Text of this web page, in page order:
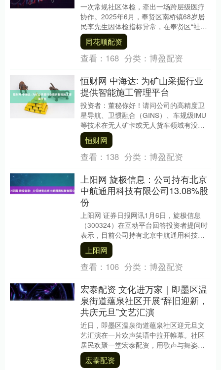
一次常规社区体检，牵出一场跨层级医疗
协作。2025年6月，奉贤区南桥镇68岁居
民李先生因体检指标异常，在奉贤区“社区
—区级”医疗联动体系中，快速完成前列腺
癌早筛....
同花顺配资
查看： 168 分类： 博盈配资
恒财网 中海达: 为矿山采掘行业
提供智能施工管理平台
投资者：董秘你好！请问公司的高精度卫
星导航、卫惯融合（GINS）、车规级IMU
等技术在无人矿卡或无人货车领域有没有
应用？如有恒财网，烦请介绍下，谢谢！
中海达董....
恒财网
查看： 138 分类： 博盈配资
上阳网 旋极信息：公司持有北京
中航通用科技有限公司13.08%股
份
上阳网 证券日报网讯1月6日，旋极信息
（300324）在互动平台回答投资者提问时
表示，目前公司持有北京中航通用科技有
限公司13.08%的股份。中航通用专注于先
进....上阳网
查看： 106 分类： 博盈配资
宏泰配资 文化进万家｜即墨区温
泉街道蕴泉社区开展“辞旧迎新，
共庆元旦”文艺汇演
近日，即墨区温泉街道蕴泉社区迎元旦文
艺汇演在一片欢声笑语中拉开帷幕。社区
居民欢聚一堂宏泰配资，用歌声与舞姿喜
迎元旦，现场洋溢着浓浓的节日氛围。 汇
演在喜庆的歌伴....
宏泰配资